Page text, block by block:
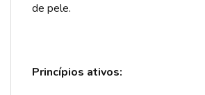
de pele.
Princípios ativos: